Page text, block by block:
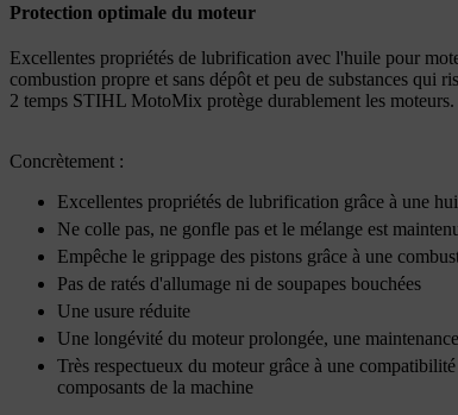
Protection optimale du moteur
Excellentes propriétés de lubrification avec l'huile pour
combustion propre et sans dépôt et peu de substances qui
2 temps STIHL MotoMix protège durablement les moteurs.
Concrètement :
Excellentes propriétés de lubrification grâce à une
Ne colle pas, ne gonfle pas et le mélange est
Empêche le grippage des pistons grâce à une
Pas de ratés d'allumage ni de soupapes bouchées
Une usure réduite
Une longévité du moteur prolongée, une
Très respectueux du moteur grâce à une
composants de la machine